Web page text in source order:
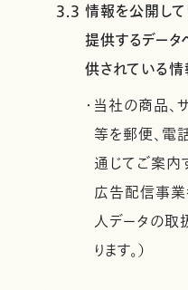
3.3 情報を公開し
提供するデー
供されている情
・当社の商品、
等を郵便、電
通じてご案内
広告配信事
人データの取
ります。）